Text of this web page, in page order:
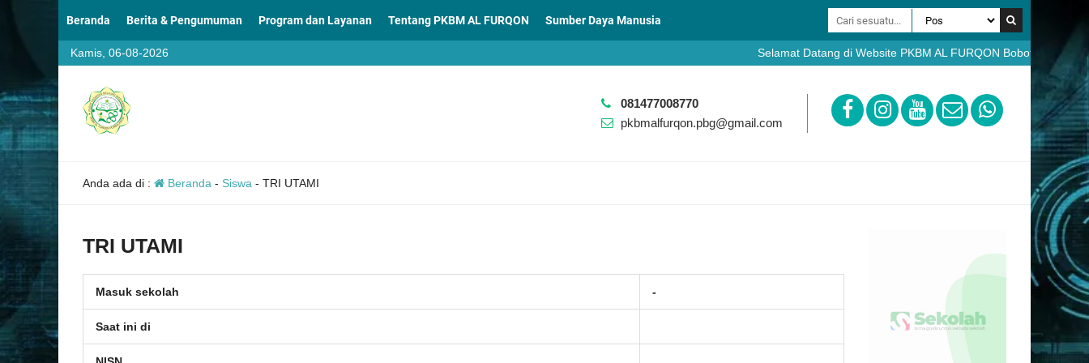
Beranda Berita & Pengumuman Program dan Layanan Tentang PKBM AL FURQON Sumber Daya Manusia
Kamis, 06-08-2026
Selamat Datang di Website PKBM AL FURQON Bobotsari
https://ppdb.pkbmalfurqon.sch.id
081477008770
pkbmalfurqon.pbg@gmail.com
Anda ada di : Beranda - Siswa - TRI UTAMI
TRI UTAMI
Masuk sekolah -
Saat ini di